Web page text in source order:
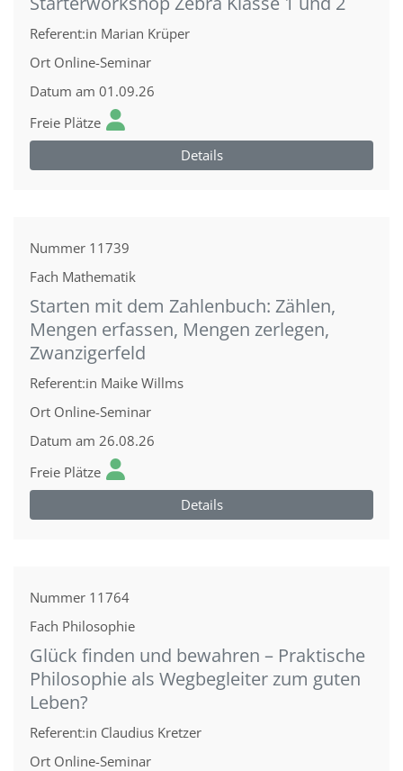
Referent:in Marian Krüper
Ort Online-Seminar
Datum am 01.09.26
Freie Plätze
Details
Nummer 11739
Fach Mathematik
Starten mit dem Zahlenbuch: Zählen,
Mengen erfassen, Mengen zerlegen,
Zwanzigerfeld
Referent:in Maike Willms
Ort Online-Seminar
Datum am 26.08.26
Freie Plätze
Details
Nummer 11764
Fach Philosophie
Glück finden und bewahren – Praktische
Philosophie als Wegbegleiter zum guten
Leben?
Referent:in Claudius Kretzer
Ort Online-Seminar